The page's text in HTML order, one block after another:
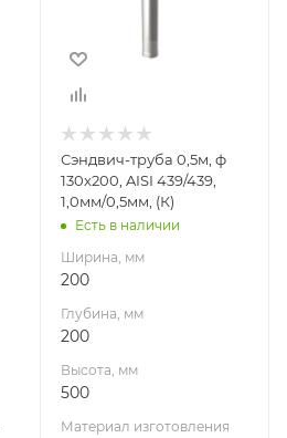
500
Материал
Нержавеющая
сталь
Производитель
УМК
Сэндвич-труба 0,5м, ф
130х200, AISI 439/439,
1,0мм/0,5мм, (К)
Есть в наличии
Ширина, мм
200
Глубина, мм
200
Высота, мм
500
Материал изготовления